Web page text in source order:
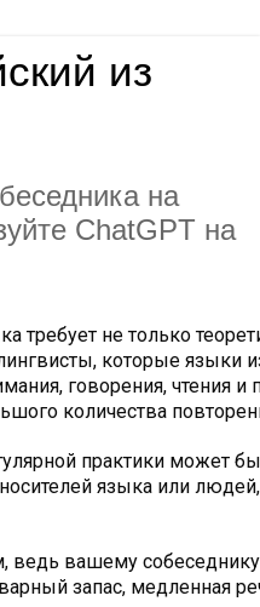
из
на
СhatGPT на
требует не только
которые языки
говорения, чтения
количества
практики может
языка или
ведь вашему
запас, медленная